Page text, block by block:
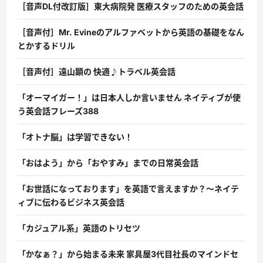
［音声DL付改訂版］東大病院発 医療スタッフのための英会話
［音声付］Mr. Evineのアルファベットから英語の基礎をなん
とかするドリル
［音声付］遠山顕の 快適♪トラベル英会話
「オーマイガー！」は日本人しか言いません ネイティブが使
う英会話フレーズ388
「オトナ脳」は学習できない！
「おはよう」から「おやすみ」までの日常英会話
「お世話になっております」を英語で言えますか？〜ネイテ
ィブに伝わるビジネス英会話
「カジュアル系」英語のトリセツ
「かなぁ？」から始まる未来 家具屋3代目社長のマインドセ